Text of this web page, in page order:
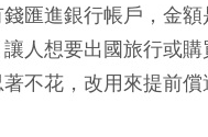
匯進銀行帳戶，金
人想要出國旅行或
不花，改用來提前